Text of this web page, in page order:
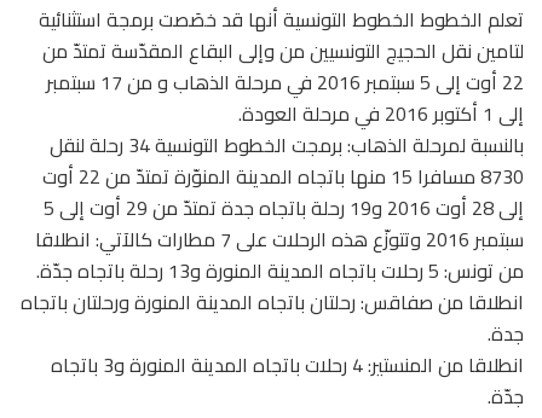
تعلم الخطوط الخطوط التونسية أنها قد خصَصت برمجة استثنائية
لتامين نقل الحجيج التونسيين من وإلى البقاع المقدّسة تمتدّ من
22 أوت إلى 5 سبتمبر 2016 في مرحلة الذهاب و من 17 سبتمبر
إلى 1 أكتوبر 2016 في مرحلة العودة.
بالنسبة لمرحلة الذهاب: برمجت الخطوط التونسية 34 رحلة لنقل
8730 مسافرا 15 منها باتجاه المدينة المنوّرة تمتدّ من 22 أوت
إلى 28 أوت 2016 و19 رحلة باتجاه جدة تمتدّ من 29 أوت إلى 5
سبتمبر 2016 وتتوزّع هذه الرحلات على 7 مطارات كالآتي: انطلاقا
من تونس: 5 رحلات باتجاه المدينة المنورة و13 رحلة باتجاه جدّة.
انطلاقا من صفاقس: رحلتان باتجاه المدينة المنورة ورحلتان باتجاه
جدة.
انطلاقا من المنستير: 4 رحلات باتجاه المدينة المنورة و3 باتجاه
جدّة.